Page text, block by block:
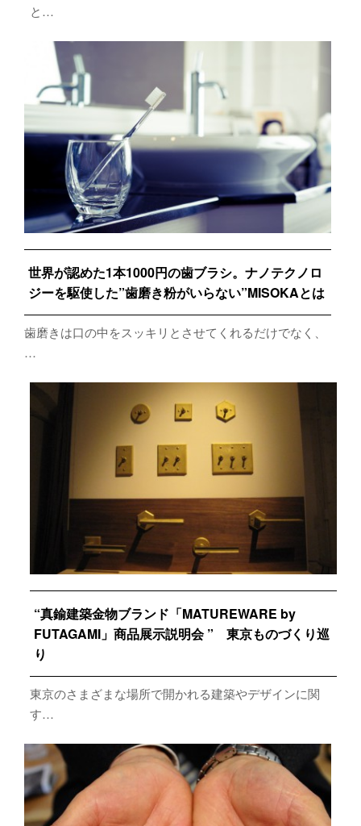
と…
世界が認めた1本1000円の歯ブラシ。ナノテクノロ
ジーを駆使した”歯磨き粉がいらない”MISOKAとは
歯磨きは口の中をスッキリとさせてくれるだけでなく、
…
“真鍮建築金物ブランド「MATUREWARE by
FUTAGAMI」商品展示説明会 ” 東京ものづくり巡
り
東京のさまざまな場所で開かれる建築やデザインに関
す…